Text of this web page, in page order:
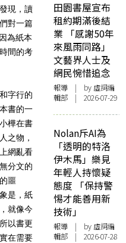
現，讀
對一篇
為紙本
間的考
字行的
書的一
樺在書
之物，
網亂看
分文的
噩
是，紙
就像今
以書更
在需要
田園書屋宣布
租約期滿後結
業 「感謝50年
來風雨同路」
文藝界人士及
網民惋惜追念
報導 | by 虛詞編
輯部 | 2026-07-29
Nolan斥AI為
「透明的特洛
伊木馬」樂見
年輕人持懷疑
態度 「保持警
惕才能善用新
技術」
報導 | by 虛詞編
輯部 | 2026-07-28